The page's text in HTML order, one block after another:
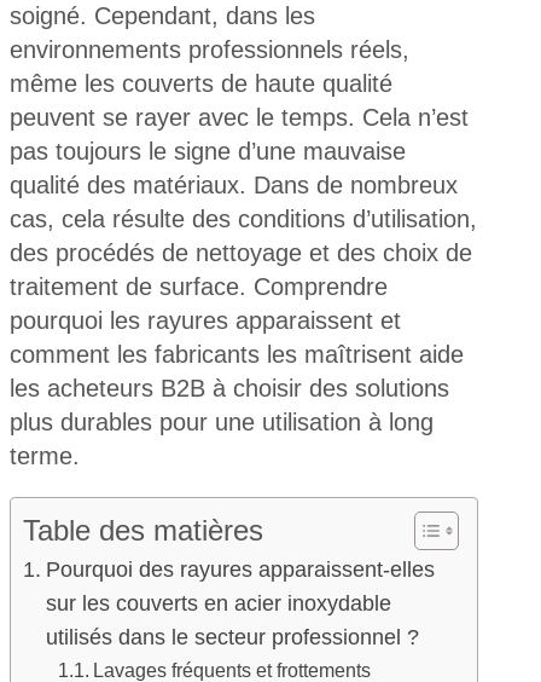
soigné. Cependant, dans les
environnements professionnels réels,
même les couverts de haute qualité
peuvent se rayer avec le temps. Cela n’est
pas toujours le signe d’une mauvaise
qualité des matériaux. Dans de nombreux
cas, cela résulte des conditions d’utilisation,
des procédés de nettoyage et des choix de
traitement de surface. Comprendre
pourquoi les rayures apparaissent et
comment les fabricants les maîtrisent aide
les acheteurs B2B à choisir des solutions
plus durables pour une utilisation à long
terme.
Table des matières
Pourquoi des rayures apparaissent-elles
sur les couverts en acier inoxydable
utilisés dans le secteur professionnel ?
Lavages fréquents et frottements